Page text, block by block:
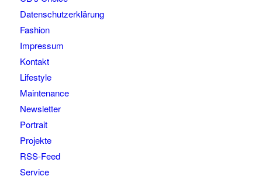
Datenschutzerklärung
Fashion
Impressum
Kontakt
Lifestyle
Maintenance
Newsletter
Portrait
Projekte
RSS-Feed
Service